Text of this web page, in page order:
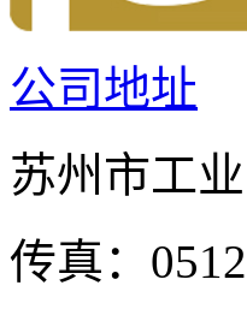
公司地址
苏州市工
传真：